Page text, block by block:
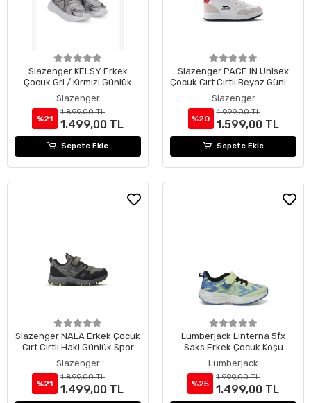
Slazenger KELSY Erkek
Çocuk Gri / Kırmızı Günlük
Spor Ayakkabısı
Slazenger
%21
1.899,00 TL
1.499,00 TL
Sepete Ekle
Slazenger PACE IN Unisex
Çocuk Cırt Cırtlı Beyaz Günlük
Spor Ayakkabısı
Slazenger
%20
1.999,00 TL
1.599,00 TL
Sepete Ekle
Slazenger NALA Erkek Çocuk
Cırt Cırtlı Haki Günlük Spor
Ayakkabısı
Slazenger
%21
1.899,00 TL
1.499,00 TL
Lumberjack Lınterna 5fx
Saks Erkek Çocuk Koşu
Ayakkabısı - 32
Lumberjack
%25
1.999,00 TL
1.499,00 TL